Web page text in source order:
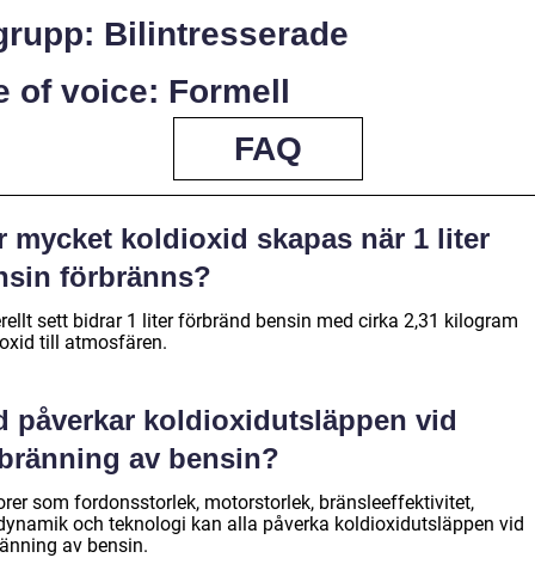
Bilintresserade
of voice: Formell
FAQ
mycket koldioxid skapas när 1 liter
förbränns?
sett bidrar 1 liter förbränd bensin med cirka 2,31 kilogram
till atmosfären.
påverkar koldioxidutsläppen vid
av bensin?
som fordonsstorlek, motorstorlek, bränsleeffektivitet,
och teknologi kan alla påverka koldioxidutsläppen vid
av bensin.